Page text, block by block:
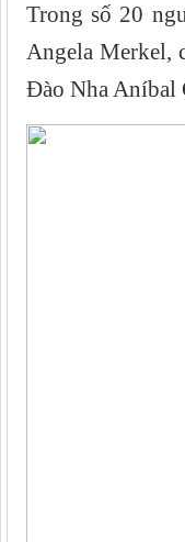
Trong số 20
Angela Merkel,
Đào Nha Aníbal